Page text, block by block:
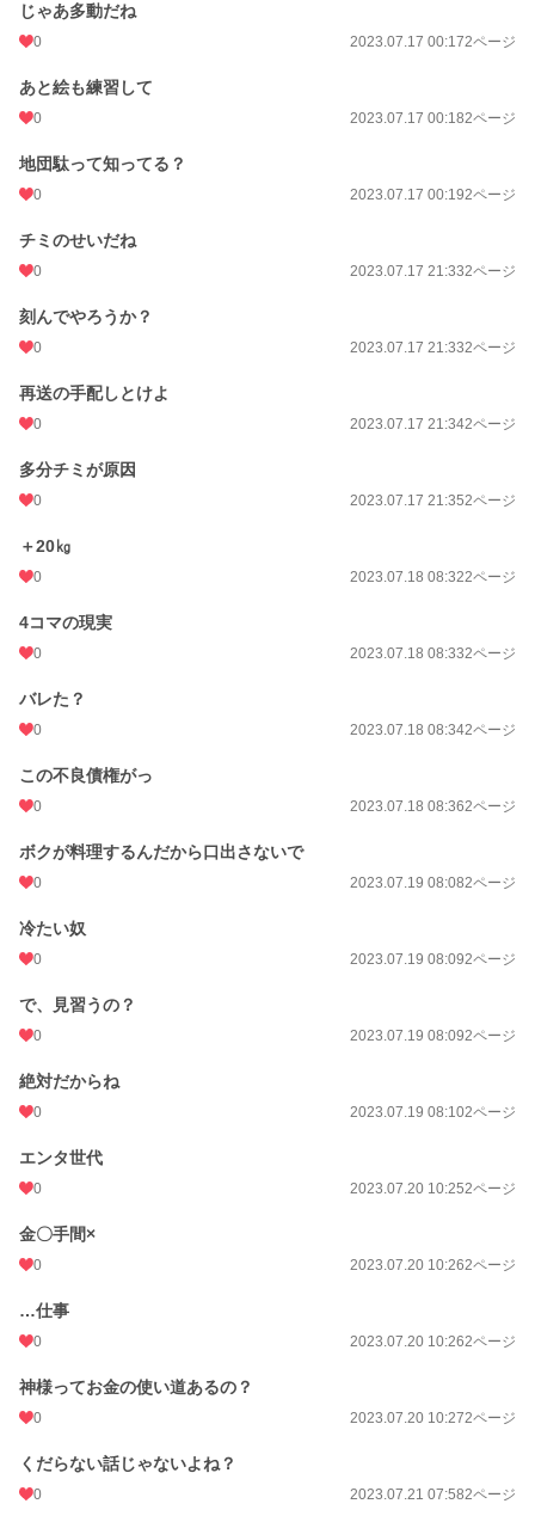
じゃあ多動だね
0 2023.07.17 00:172ページ
あと絵も練習して
0 2023.07.17 00:182ページ
地団駄って知ってる？
0 2023.07.17 00:192ページ
チミのせいだね
0 2023.07.17 21:332ページ
刻んでやろうか？
0 2023.07.17 21:332ページ
再送の手配しとけよ
0 2023.07.17 21:342ページ
多分チミが原因
0 2023.07.17 21:352ページ
＋20㎏
0 2023.07.18 08:322ページ
4コマの現実
0 2023.07.18 08:332ページ
バレた？
0 2023.07.18 08:342ページ
この不良債権がっ
0 2023.07.18 08:362ページ
ボクが料理するんだから口出さないで
0 2023.07.19 08:082ページ
冷たい奴
0 2023.07.19 08:092ページ
で、見習うの？
0 2023.07.19 08:092ページ
絶対だからね
0 2023.07.19 08:102ページ
エンタ世代
0 2023.07.20 10:252ページ
金〇手間×
0 2023.07.20 10:262ページ
…仕事
0 2023.07.20 10:262ページ
神様ってお金の使い道あるの？
0 2023.07.20 10:272ページ
くだらない話じゃないよね？
0 2023.07.21 07:582ページ